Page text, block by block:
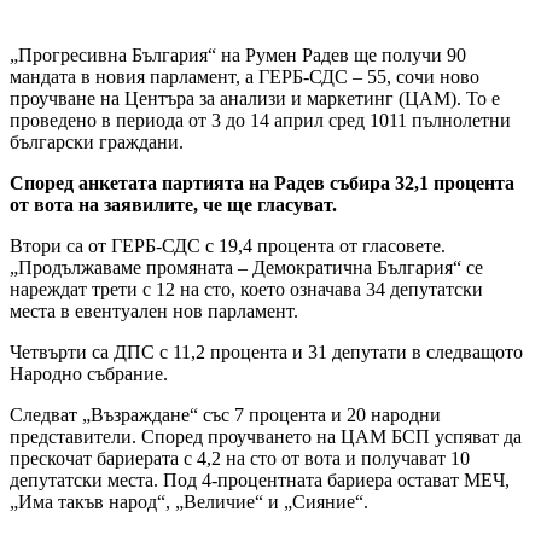
„Прогресивна България“ на Румен Радев ще получи 90
мандата в новия парламент, а ГЕРБ-СДС – 55, сочи ново
проучване на Центъра за анализи и маркетинг (ЦАМ). То е
проведено в периода от 3 до 14 април сред 1011 пълнолетни
български граждани.
Според анкетата партията на Радев събира 32,1 процента
от вота на заявилите, че ще гласуват.
Втори са от ГЕРБ-СДС с 19,4 процента от гласовете.
„Продължаваме промяната – Демократична България“ се
нареждат трети с 12 на сто, което означава 34 депутатски
места в евентуален нов парламент.
Четвърти са ДПС с 11,2 процента и 31 депутати в следващото
Народно събрание.
Следват „Възраждане“ със 7 процента и 20 народни
представители. Според проучването на ЦАМ БСП успяват да
прескочат бариерата с 4,2 на сто от вота и получават 10
депутатски места. Под 4-процентната бариера остават МЕЧ,
„Има такъв народ“, „Величие“ и „Сияние“.